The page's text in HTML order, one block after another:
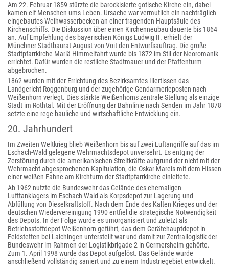
Am 22. Februar 1859 stürzte die barockisierte gotische Kirche ein, dabei
kamen elf Menschen ums Leben. Ursache war vermutlich ein nachträglich
eingebautes Weihwasserbecken an einer tragenden Hauptsäule des
Kirchenschiffs. Die Diskussion über einen Kirchenneubau dauerte bis 1864
an. Auf Empfehlung des bayerischen Königs Ludwig II. erhielt der
Münchner Stadtbaurat August von Voit den Entwurfsauftrag. Die große
Stadtpfarrkirche Mariä Himmelfahrt wurde bis 1872 im Stil der Neoromanik
errichtet. Dafür wurden die restliche Stadtmauer und der Pfaffenturm
abgebrochen.
1862 wurden mit der Errichtung des Bezirksamtes Illertissen das
Landgericht Roggenburg und der zugehörige Gendarmerieposten nach
Weißenhorn verlegt. Dies stärkte Weißenhorns zentrale Stellung als einzige
Stadt im Rothtal. Mit der Eröffnung der Bahnlinie nach Senden im Jahr 1878
setzte eine rege bauliche und wirtschaftliche Entwicklung ein.
20. Jahrhundert
Im Zweiten Weltkrieg blieb Weißenhorn bis auf zwei Luftangriffe auf das im
Eschach-Wald gelegene Wehrmachtsdepot unversehrt. Es entging der
Zerstörung durch die amerikanischen Streitkräfte aufgrund der nicht mit der
Wehrmacht abgesprochenen Kapitulation, die Oskar Mareis mit dem Hissen
einer weißen Fahne am Kirchturm der Stadtpfarrkirche einleitete.
Ab 1962 nutzte die Bundeswehr das Gelände des ehemaligen
Lufttanklagers im Eschach-Wald als Korpsdepot zur Lagerung und
Abfüllung von Dieselkraftstoff. Nach dem Ende des Kalten Krieges und der
deutschen Wiedervereinigung 1990 entfiel die strategische Notwendigkeit
des Depots. In der Folge wurde es umorganisiert und zuletzt als
Betriebsstoffdepot Weißenhorn geführt, das dem Gerätehauptdepot in
Feldstetten bei Laichingen unterstellt war und damit zur Zentrallogistik der
Bundeswehr im Rahmen der Logistikbrigade 2 in Germersheim gehörte.
Zum 1. April 1998 wurde das Depot aufgelöst. Das Gelände wurde
anschließend vollständig saniert und zu einem Industriegebiet entwickelt.